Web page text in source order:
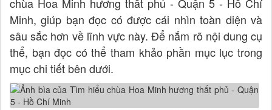
Minh, giúp bạn đọc có được cái nhìn toàn diện và
sâu sắc hơn về lĩnh vực này. Để nắm rõ nội dung cụ
thể, bạn đọc có thể tham khảo phần mục lục trong
mục chi tiết bên dưới.